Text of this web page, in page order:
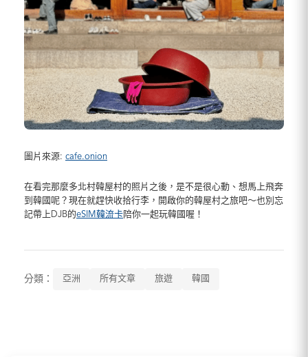
圖片來源: cafe.onion
在看完那麼多北村韓屋村的照片之後，是不是很心動、想馬上飛奔
到韓國呢？現在就趕快收拾行李，開啟你的韓屋村之旅吧～也別忘
記帶上DJB的eSIM韓流卡陪你一起玩韓國喔！
分類： 亞洲 所有文章 旅遊 韓國